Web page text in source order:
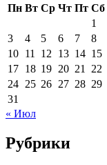
Пн Вт Ср Чт Пт Сб
1
3
4 5 6 7 8
10 11 12 13 14 15
17 18 19 20 21 22
24 25 26 27 28 29
31
« Июл
Рубрики